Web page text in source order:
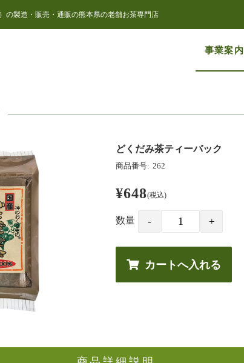
事業案内
の製造・販売・通販の熊本県の老舗お茶専門店
どくだみ茶ティーバック
商品番号: 262
¥648(税込)
数量